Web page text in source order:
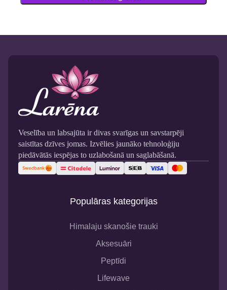
Veselība un labsajūta ir divas svarīgas un savstarpēji
saistītas dzīves jomas. Izvēlies jaunāko tehnoloģiju
piedāvātās iespējas to uzlabošanā un saglabāšanā.
Populāras kategorijas
Himalaju skanošie trauki
Aksesuāri
Peptīdi
Lifewave